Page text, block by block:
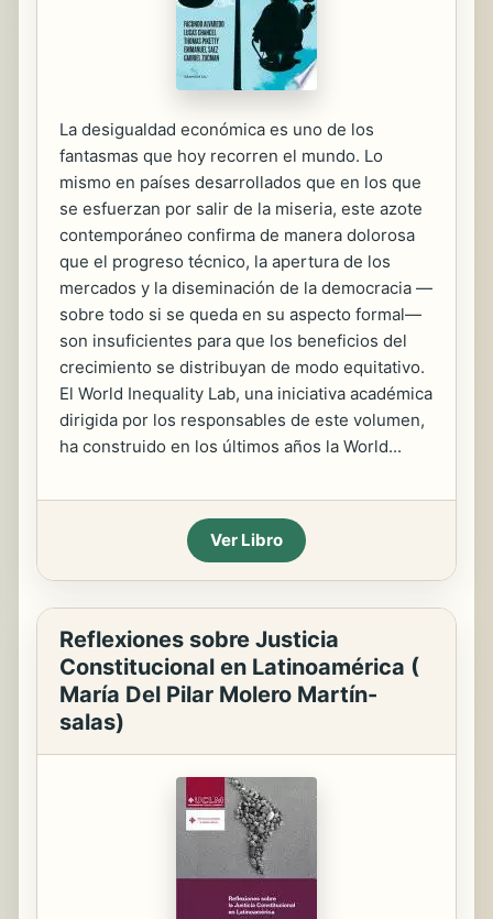
La desigualdad económica es uno de los
fantasmas que hoy recorren el mundo. Lo
mismo en países desarrollados que en los que
se esfuerzan por salir de la miseria, este azote
contemporáneo confirma de manera dolorosa
que el progreso técnico, la apertura de los
mercados y la diseminación de la democracia —
sobre todo si se queda en su aspecto formal—
son insuficientes para que los beneficios del
crecimiento se distribuyan de modo equitativo.
El World Inequality Lab, una iniciativa académica
dirigida por los responsables de este volumen,
ha construido en los últimos años la World...
Ver Libro
Reflexiones sobre Justicia
Constitucional en Latinoamérica (
María Del Pilar Molero Martín-
salas)